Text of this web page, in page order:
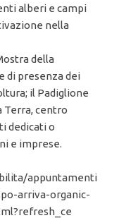
alberi e campi
nella
della
di presenza dei
il Padiglione
Terra, centro
dedicati o
e imprese.
appuntamenti
arriva-organic-